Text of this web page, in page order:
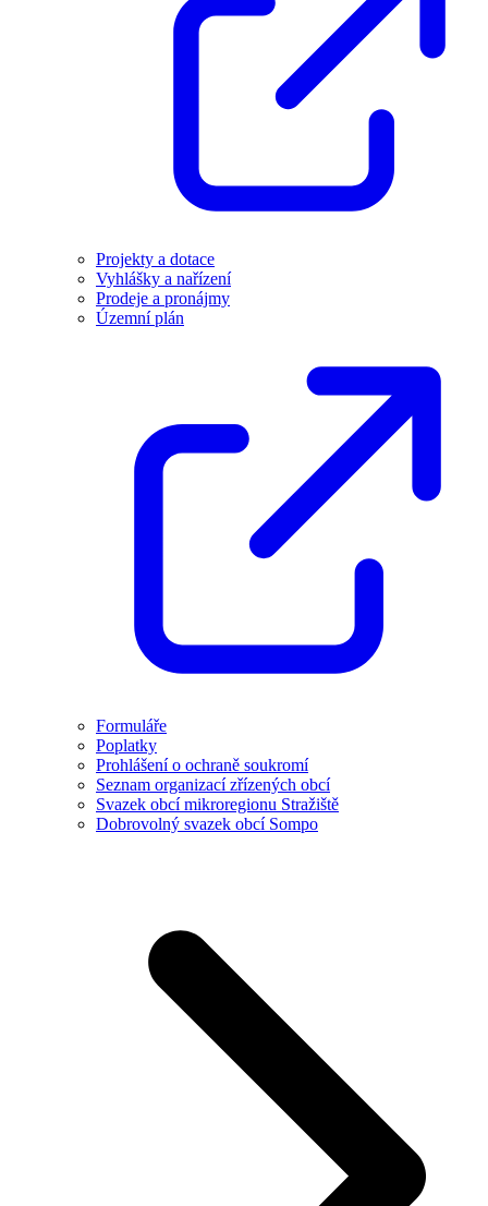
Projekty a dotace
Vyhlášky a nařízení
Prodeje a pronájmy
Územní plán
Formuláře
Poplatky
Prohlášení o ochraně soukromí
Seznam organizací zřízených obcí
Svazek obcí mikroregionu Stražiště
Dobrovolný svazek obcí Sompo